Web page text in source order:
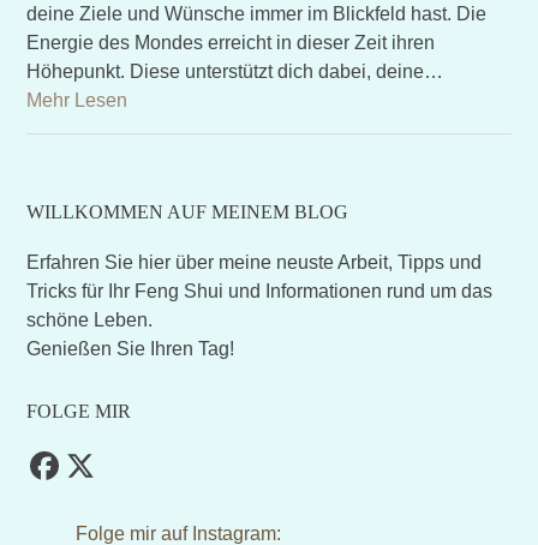
deine Ziele und Wünsche immer im Blickfeld hast. Die
Energie des Mondes erreicht in dieser Zeit ihren
Höhepunkt. Diese unterstützt dich dabei, deine…
Mehr Lesen
WILLKOMMEN AUF MEINEM BLOG
Erfahren Sie hier über meine neuste Arbeit, Tipps und
Tricks für Ihr Feng Shui und Informationen rund um das
schöne Leben.
Genießen Sie Ihren Tag!
FOLGE MIR
Facebook
Twitter
Folge mir auf Instagram: